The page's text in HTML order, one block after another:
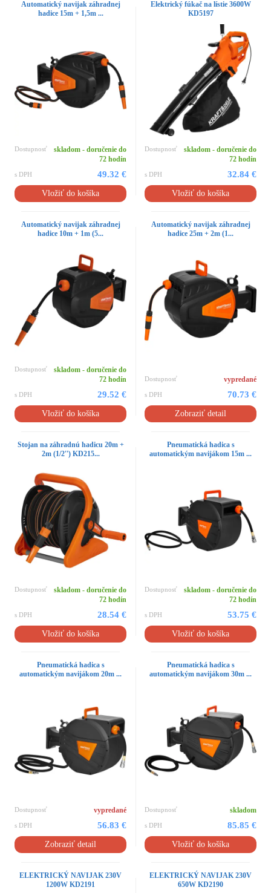
Automatický navijak záhradnej
hadice 15m + 1,5m ...
Dostupnosť
skladom - doručenie do
72 hodín
s DPH 49.32 €
Vložiť do košíka
Elektrický fúkač na lístie 3600W
KD5197
Dostupnosť
skladom - doručenie do
72 hodín
s DPH 32.84 €
Vložiť do košíka
Automatický navijak záhradnej
hadice 10m + 1m (5...
Dostupnosť
skladom - doručenie do
72 hodín
s DPH 29.52 €
Vložiť do košíka
Automatický navijak záhradnej
hadice 25m + 2m (1...
Dostupnosť vypredané
s DPH 70.73 €
Zobraziť detail
Stojan na záhradnú hadicu 20m +
2m (1/2'') KD215...
Dostupnosť
skladom - doručenie do
72 hodín
s DPH 28.54 €
Vložiť do košíka
Pneumatická hadica s
automatickým navijákom 15m ...
Dostupnosť
skladom - doručenie do
72 hodín
s DPH 53.75 €
Vložiť do košíka
Pneumatická hadica s
automatickým navijákom 20m ...
Dostupnosť vypredané
s DPH 56.83 €
Zobraziť detail
Pneumatická hadica s
automatickým navijákom 30m ...
Dostupnosť skladom
s DPH 85.85 €
Vložiť do košíka
ELEKTRICKÝ NAVIJAK 230V
1200W KD2191
ELEKTRICKÝ NAVIJAK 230V
650W KD2190